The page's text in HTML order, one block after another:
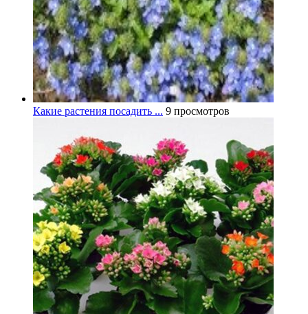
Какие растения посадить ... 9 просмотров